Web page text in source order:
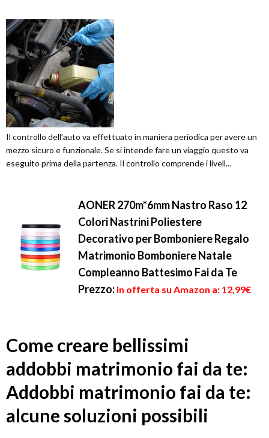
Il controllo dell’auto va effettuato in maniera periodica per avere un
mezzo sicuro e funzionale. Se si intende fare un viaggio questo va
eseguito prima della partenza. Il controllo comprende i livell...
AONER 270m*6mm Nastro Raso 12
Colori Nastrini Poliestere
Decorativo per Bomboniere Regalo
Matrimonio Bomboniere Natale
Compleanno Battesimo Fai da Te
Prezzo: in offerta su Amazon a: 12,99€
Come creare bellissimi
addobbi matrimonio fai da te:
Addobbi matrimonio fai da te:
alcune soluzioni possibili